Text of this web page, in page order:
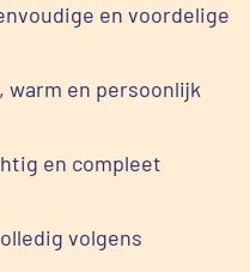
en voordelige
warm en persoonlijk
en compleet
volgens